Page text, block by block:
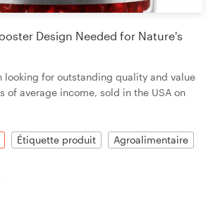
Design Needed for Nature's
looking for outstanding quality and value
of average income, sold in the USA on
Étiquette produit Agroalimentaire